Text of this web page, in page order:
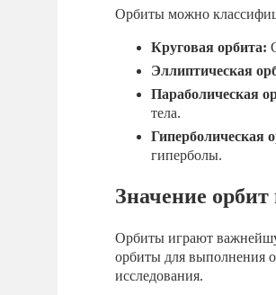
Орбиты можно
Круговая орбита:
Эллиптическая
Параболическая
тела.
Гиперболическая
гиперболы.
Значение
Орбиты играют
орбиты для выполнения
исследования.